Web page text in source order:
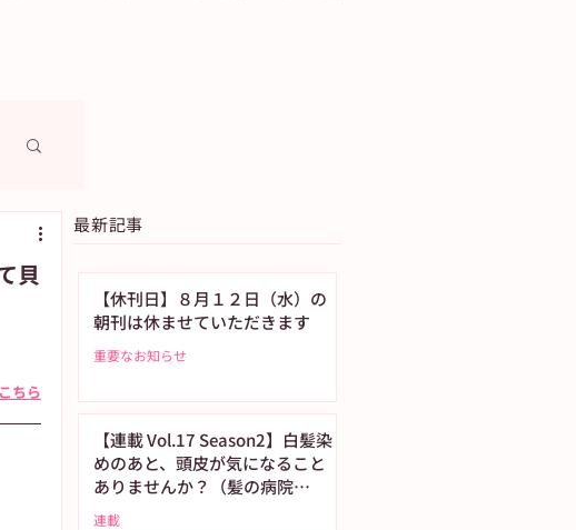
貝
こちら
最新記事
【休刊日】８月１２日（水）の
朝刊は休ませていただきます
重要なお知らせ
【連載 Vol.17 Season2】白髪染
めのあと、頭皮が気になること
ありませんか？（髪の病院
TOKYO）
連載